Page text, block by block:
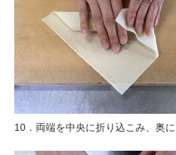
10．両端を中央に折り込こみ、奥